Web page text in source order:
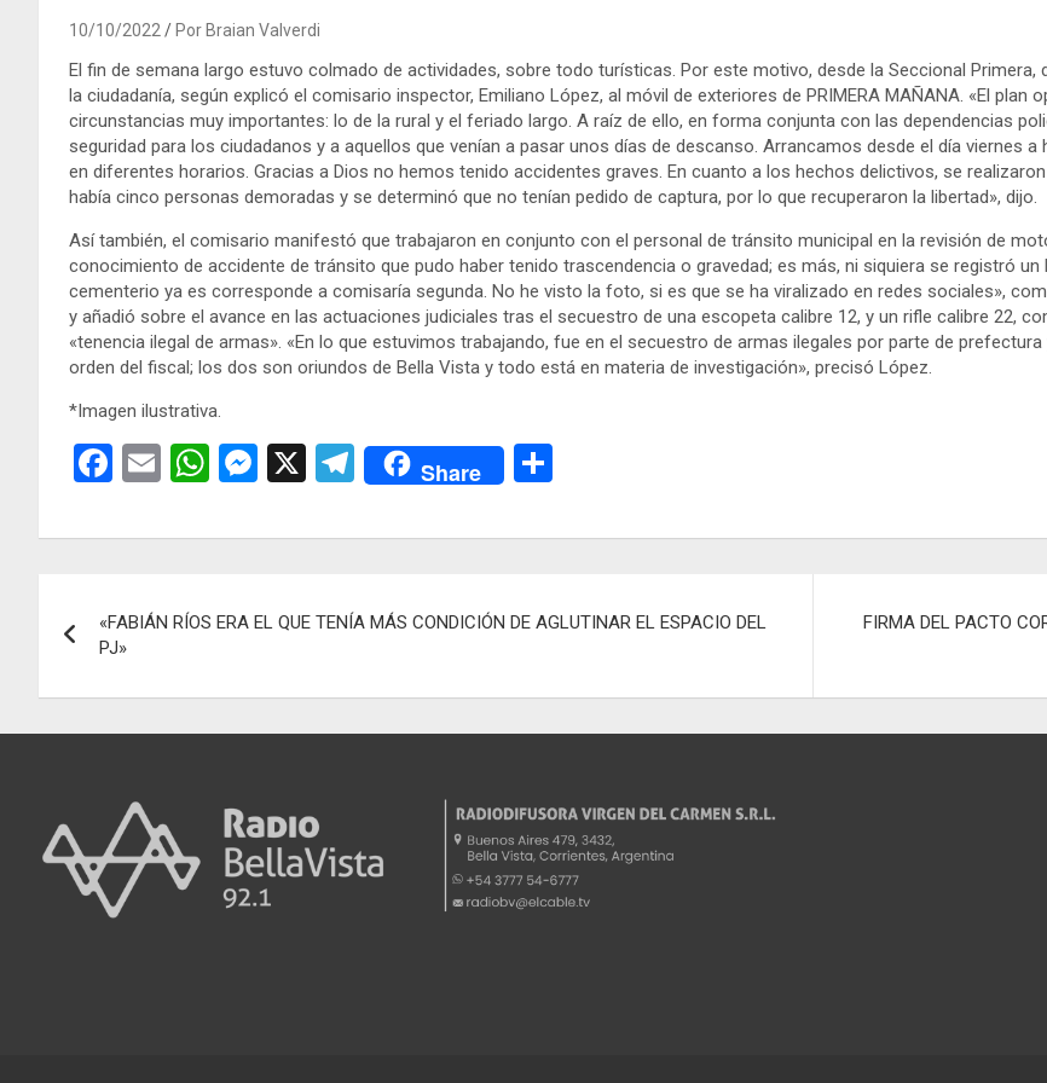
10/10/2022 Por Braian Valverdi
El fin de semana largo estuvo colmado de actividades, sobre todo turísticas. Por este motivo, desde la Seccional
la ciudadanía, según explicó el comisario inspector, Emiliano López, al móvil de exteriores de PRIMERA MAÑANA. «El
circunstancias muy importantes: lo de la rural y el feriado largo. A raíz de ello, en forma conjunta con las dependencias
seguridad para los ciudadanos y a aquellos que venían a pasar unos días de descanso. Arrancamos desde el día viernes
en diferentes horarios. Gracias a Dios no hemos tenido accidentes graves. En cuanto a los hechos delictivos, se
había cinco personas demoradas y se determinó que no tenían pedido de captura, por lo que recuperaron la libertad», dijo.
Así también, el comisario manifestó que trabajaron en conjunto con el personal de tránsito municipal en la revisión de
conocimiento de accidente de tránsito que pudo haber tenido trascendencia o gravedad; es más, ni siquiera se registró
cementerio ya es corresponde a comisaría segunda. No he visto la foto, si es que se ha viralizado en redes sociales»,
y añadió sobre el avance en las actuaciones judiciales tras el secuestro de una escopeta calibre 12, y un rifle calibre 22,
«tenencia ilegal de armas». «En lo que estuvimos trabajando, fue en el secuestro de armas ilegales por parte de
orden del fiscal; los dos son oriundos de Bella Vista y todo está en materia de investigación», precisó López.
*Imagen ilustrativa.
F
ce
o
o
k
E
ail
W
at
A
p
M
se
g
X
T
e
a
Share
m
ar
de
entradas
«FABIÁN RÍOS ERA EL QUE TENÍA MÁS CONDICIÓN DE AGLUTINAR EL ESPACIO DEL
PJ»
FIRMA DEL PACTO